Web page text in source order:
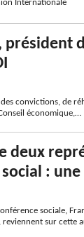
Internationale
convictions, de
économique,…
deux
social :
sociale,
reviennent sur